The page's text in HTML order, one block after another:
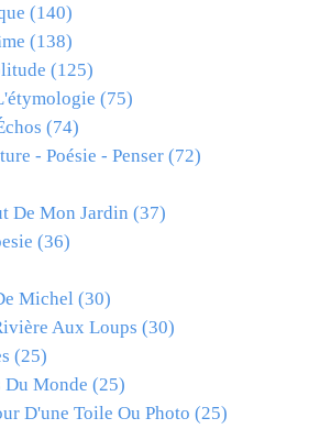
(140)
(138)
(125)
(75)
(74)
- Poésie - Penser (72)
De Mon Jardin (37)
(36)
Michel (30)
Aux Loups (30)
(25)
Du Monde (25)
D'une Toile Ou Photo (25)